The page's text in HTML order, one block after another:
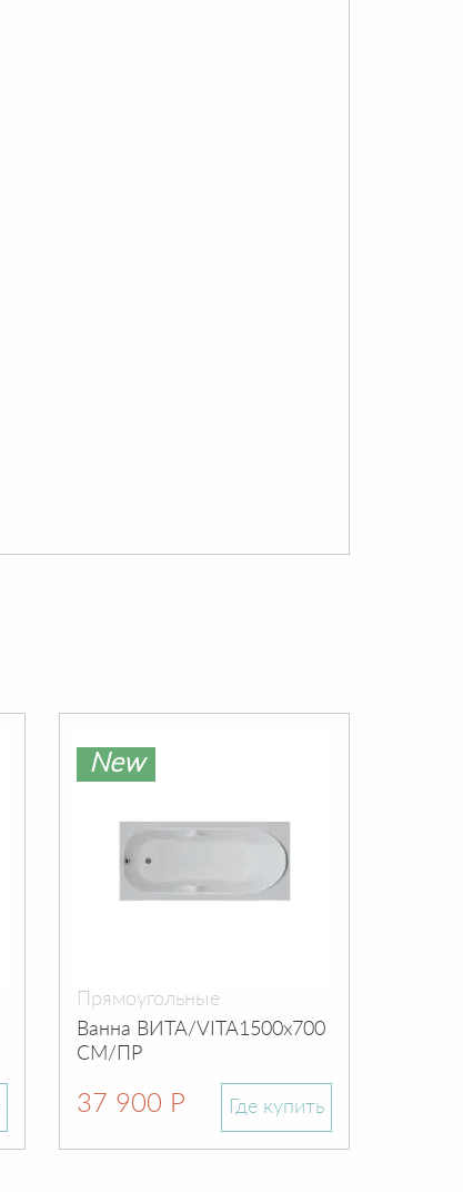
New
Прямоугольные
Ванна ВИТА/VITA1500х700
СМ/ПР
37 900 Р Где купить